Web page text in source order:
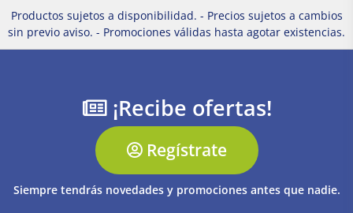
Productos sujetos a disponibilidad. - Precios sujetos a cambios
sin previo aviso. - Promociones válidas hasta agotar existencias.
¡Recibe ofertas!
Regístrate
Siempre tendrás novedades y promociones antes que nadie.